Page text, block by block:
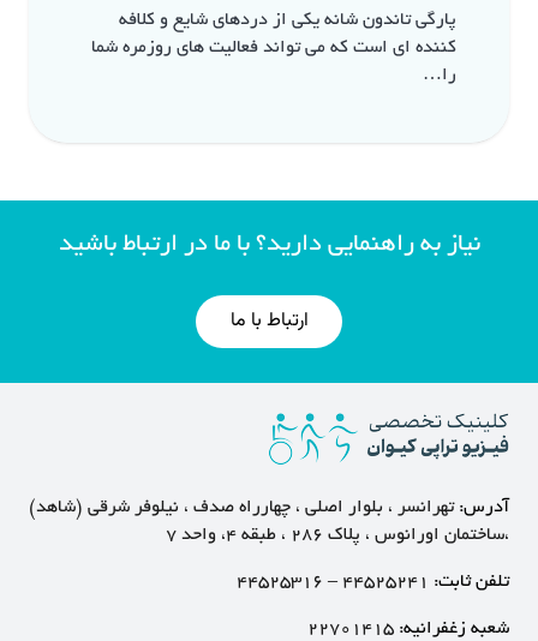
پارگی تاندون شانه یکی از دردهای شایع و کلافه
کننده ای است که می تواند فعالیت های روزمره شما
را…
نیاز به راهنمایی دارید؟ با ما در ارتباط باشید
ارتباط با ما
آدرس:تهرانسر ، بلوار اصلی ، چهارراه صدف ، نیلوفر شرقی (شاهد)
،ساختمان اورانوس ، پلاک ۲۸۶ ، طبقه ۴، واحد ۷
تلفن ثابت: ۴۴۵۲۵۲۴۱ – ۴۴۵۲۵۳۱۶
شعبه زغفرانیه: ۲۲۷۰۱۴۱۵